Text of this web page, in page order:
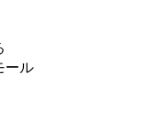
ール